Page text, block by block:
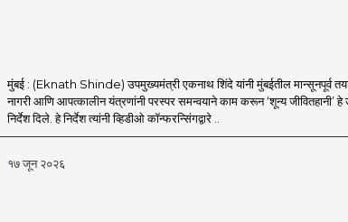
मुंबई : (Eknath Shinde) उपमुख्यमंत्री एकनाथ शिंदे यांनी मुंबईतील मान्सूनपूर्व
नागरी आणि आपत्कालीन यंत्रणांनी परस्पर समन्वयाने काम करून ‘शून्य जीवितहानी’ हे
निर्देश दिले. हे निर्देश त्यांनी व्हिडीओ कॉन्फरन्सिंगद्वारे ..
१७ जून २०२६